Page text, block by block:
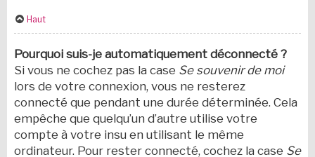
Haut
Pourquoi suis-je automatiquement déconnecté ?
Si vous ne cochez pas la case Se souvenir de moi
lors de votre connexion, vous ne resterez
connecté que pendant une durée déterminée. Cela
empêche que quelqu’un d’autre utilise votre
compte à votre insu en utilisant le même
ordinateur. Pour rester connecté, cochez la case Se